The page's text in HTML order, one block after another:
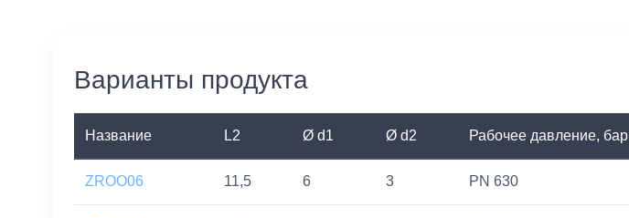
Варианты продукта
Название L2 Ø d1 Ø d2 Рабочее давление, бар
ZROO06 11,5 6 3 PN 630